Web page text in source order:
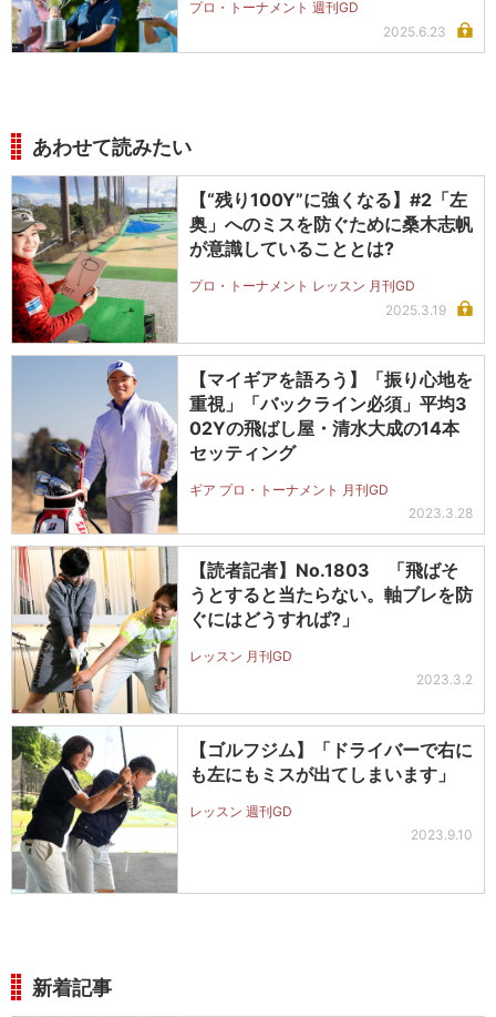
プロ・トーナメント 週刊GD
2025.6.23
あわせて読みたい
【“残り100Y”に強くなる】#2「左
奥」へのミスを防ぐために桑木志帆
が意識していることとは?
プロ・トーナメント レッスン 月刊GD
2025.3.19
【マイギアを語ろう】「振り心地を
重視」「バックライン必須」平均3
02Yの飛ばし屋・清水大成の14本
セッティング
ギア プロ・トーナメント 月刊GD
2023.3.28
【読者記者】No.1803 「飛ばそ
うとすると当たらない。軸ブレを防
ぐにはどうすれば?」
レッスン 月刊GD
2023.3.2
【ゴルフジム】「ドライバーで右に
も左にもミスが出てしまいます」
レッスン 週刊GD
2023.9.10
新着記事